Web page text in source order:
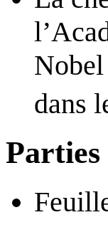
dans
Parties